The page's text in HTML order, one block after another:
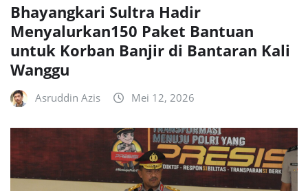
Bhayangkari Sultra Hadir
Menyalurkan150 Paket Bantuan
untuk Korban Banjir di Bantaran Kali
Wanggu
Asruddin Azis Mei 12, 2026